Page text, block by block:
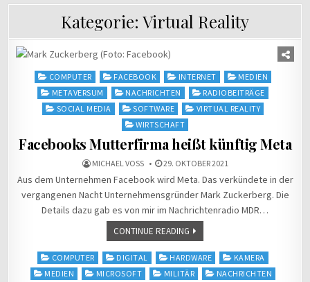
Kategorie: Virtual Reality
Posted
in
COMPUTER FACEBOOK INTERNET
MEDIEN
METAVERSUM
NACHRICHTEN
RADIOBEITRÄGE
SOCIAL MEDIA
SOFTWARE
VIRTUAL REALITY
WIRTSCHAFT
Facebooks Mutterfirma heißt künftig Meta
MICHAEL VOSS 29. OKTOBER 2021
Aus dem Unternehmen Facebook wird Meta. Das verkündete in der
vergangenen Nacht Unternehmensgründer Mark Zuckerberg. Die
Details dazu gab es von mir im Nachrichtenradio MDR…
CONTINUE READING
Posted
in
COMPUTER DIGITAL HARDWARE
KAMERA
MEDIEN
MICROSOFT MILITÄR
NACHRICHTEN